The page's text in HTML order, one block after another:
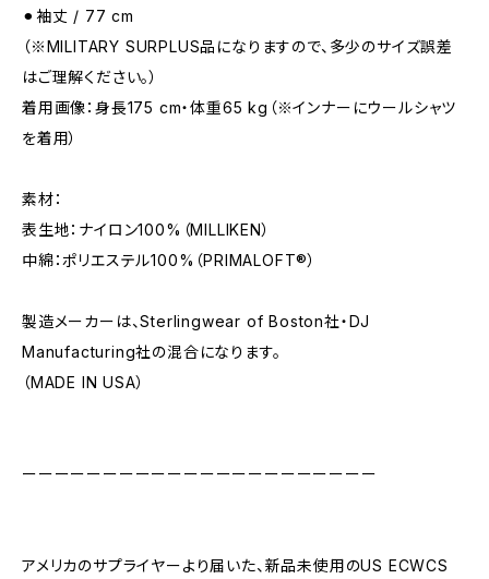
⚫︎袖丈 / 77 cm
（※MILITARY SURPLUS品になりますので、多少のサイズ誤差
はご理解ください。）
着用画像：身長175 cm・体重65 kg（※インナーにウールシャツ
を着用）
素材：
表生地：ナイロン100%（MILLIKEN）
中綿：ポリエステル100%（PRIMALOFT®）
製造メーカーは、Sterlingwear of Boston社・DJ
Manufacturing社の混合になります。
（MADE IN USA）
ーーーーーーーーーーーーーーーーーーーーーー
アメリカのサプライヤーより届いた、新品未使用のUS ECWCS